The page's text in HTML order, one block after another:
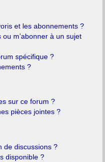
et les abonnements ?
m’abonner à un sujet
spécifique ?
?
sur ce forum ?
pièces jointes ?
de discussions ?
disponible ?